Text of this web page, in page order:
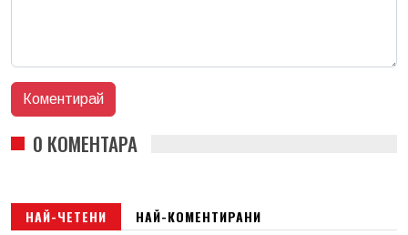
0 КОМЕНТАРА
НАЙ-ЧЕТЕНИ НАЙ-КОМЕНТИРАНИ